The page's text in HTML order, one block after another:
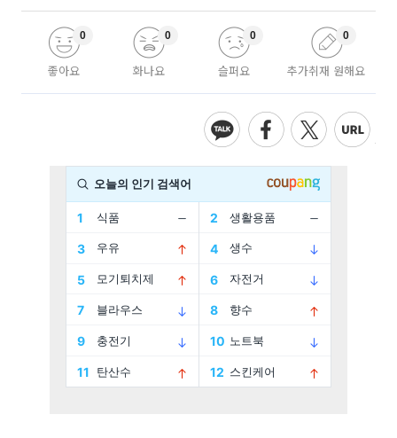
좋아요
0
화나요
0
슬퍼요
0
추가취재 원해요
0